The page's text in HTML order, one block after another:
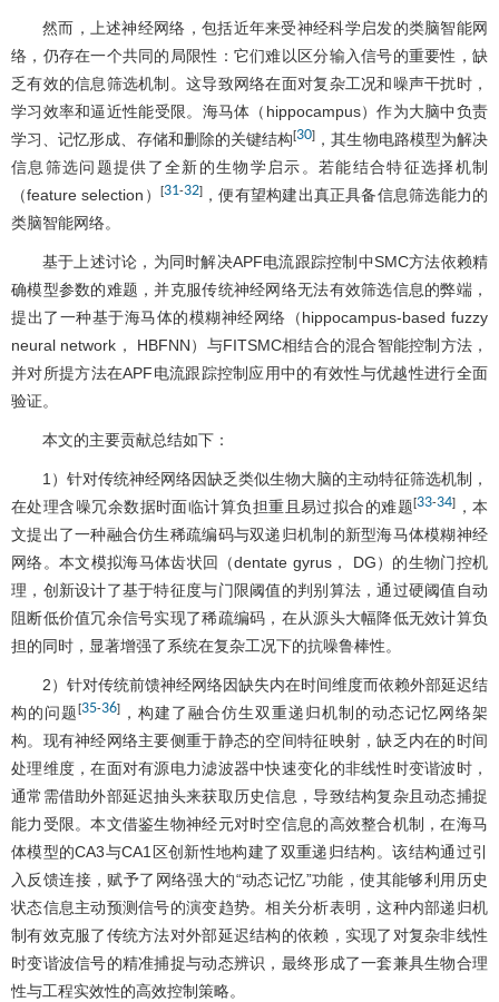
然而，上述神经网络，包括近年来受神经科学启发的类脑智能网
络，仍存在一个共同的局限性：它们难以区分输入信号的重要性，缺
乏有效的信息筛选机制。这导致网络在面对复杂工况和噪声干扰时，
学习效率和逼近性能受限。海马体（hippocampus）作为大脑中负责
学习、记忆形成、存储和删除的关键结构[30] ，其生物电路模型为解决
信息筛选问题提供了全新的生物学启示。若能结合特征选择机制
（feature selection）
[31-32]，便有望构建出真正具备信息筛选能力的
类脑智能网络。
基于上述讨论，为同时解决APF电流跟踪控制中SMC方法依赖精
确模型参数的难题，并克服传统神经网络无法有效筛选信息的弊端，
提出了一种基于海马体的模糊神经网络（hippocampus-based fuzzy
neural network， HBFNN）与FITSMC相结合的混合智能控制方法，
并对所提方法在APF电流跟踪控制应用中的有效性与优越性进行全面
验证。
本文的主要贡献总结如下：
1）针对传统神经网络因缺乏类似生物大脑的主动特征筛选机制，
在处理含噪冗余数据时面临计算负担重且易过拟合的难题[33-34] ，本
文提出了一种融合仿生稀疏编码与双递归机制的新型海马体模糊神经
网络。本文模拟海马体齿状回（dentate gyrus， DG）的生物门控机
理，创新设计了基于特征度与门限阈值的判别算法，通过硬阈值自动
阻断低价值冗余信号实现了稀疏编码，在从源头大幅降低无效计算负
担的同时，显著增强了系统在复杂工况下的抗噪鲁棒性。
2）针对传统前馈神经网络因缺失内在时间维度而依赖外部延迟结
构的问题[35-36] ，构建了融合仿生双重递归机制的动态记忆网络架
构。现有神经网络主要侧重于静态的空间特征映射，缺乏内在的时间
处理维度，在面对有源电力滤波器中快速变化的非线性时变谐波时，
通常需借助外部延迟抽头来获取历史信息，导致结构复杂且动态捕捉
能力受限。本文借鉴生物神经元对时空信息的高效整合机制，在海马
体模型的CA3与CA1区创新性地构建了双重递归结构。该结构通过引
入反馈连接，赋予了网络强大的“动态记忆”功能，使其能够利用历史
状态信息主动预测信号的演变趋势。相关分析表明，这种内部递归机
制有效克服了传统方法对外部延迟结构的依赖，实现了对复杂非线性
时变谐波信号的精准捕捉与动态辨识，最终形成了一套兼具生物合理
性与工程实效性的高效控制策略。